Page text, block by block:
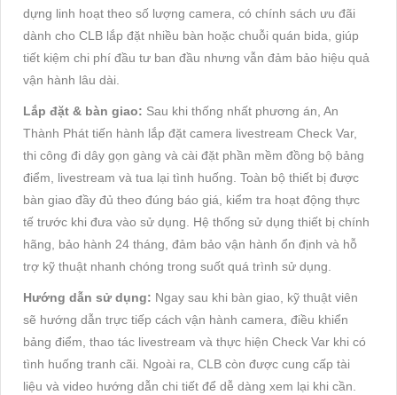
dựng linh hoạt theo số lượng camera, có chính sách ưu đãi
dành cho CLB lắp đặt nhiều bàn hoặc chuỗi quán bida, giúp
tiết kiệm chi phí đầu tư ban đầu nhưng vẫn đảm bảo hiệu quả
vận hành lâu dài.
Lắp đặt & bàn giao: Sau khi thống nhất phương án, An
Thành Phát tiến hành lắp đặt camera livestream Check Var,
thi công đi dây gọn gàng và cài đặt phần mềm đồng bộ bảng
điểm, livestream và tua lại tình huống. Toàn bộ thiết bị được
bàn giao đầy đủ theo đúng báo giá, kiểm tra hoạt động thực
tế trước khi đưa vào sử dụng. Hệ thống sử dụng thiết bị chính
hãng, bảo hành 24 tháng, đảm bảo vận hành ổn định và hỗ
trợ kỹ thuật nhanh chóng trong suốt quá trình sử dụng.
Hướng dẫn sử dụng: Ngay sau khi bàn giao, kỹ thuật viên
sẽ hướng dẫn trực tiếp cách vận hành camera, điều khiển
bảng điểm, thao tác livestream và thực hiện Check Var khi có
tình huống tranh cãi. Ngoài ra, CLB còn được cung cấp tài
liệu và video hướng dẫn chi tiết để dễ dàng xem lại khi cần.